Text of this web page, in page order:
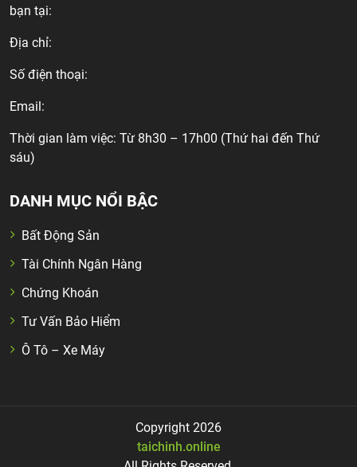
bạn tại:
Địa chỉ:
Số điện thoại:
Email:
Thời gian làm việc: Từ 8h30 – 17h00 (Thứ hai đến Thứ
sáu)
DANH MỤC NỔI BẬC
Bất Động Sản
Tài Chính Ngân Hàng
Chứng Khoán
Tư Vấn Bảo Hiểm
Ô Tô – Xe Máy
Copyright 2026
taichinh.online